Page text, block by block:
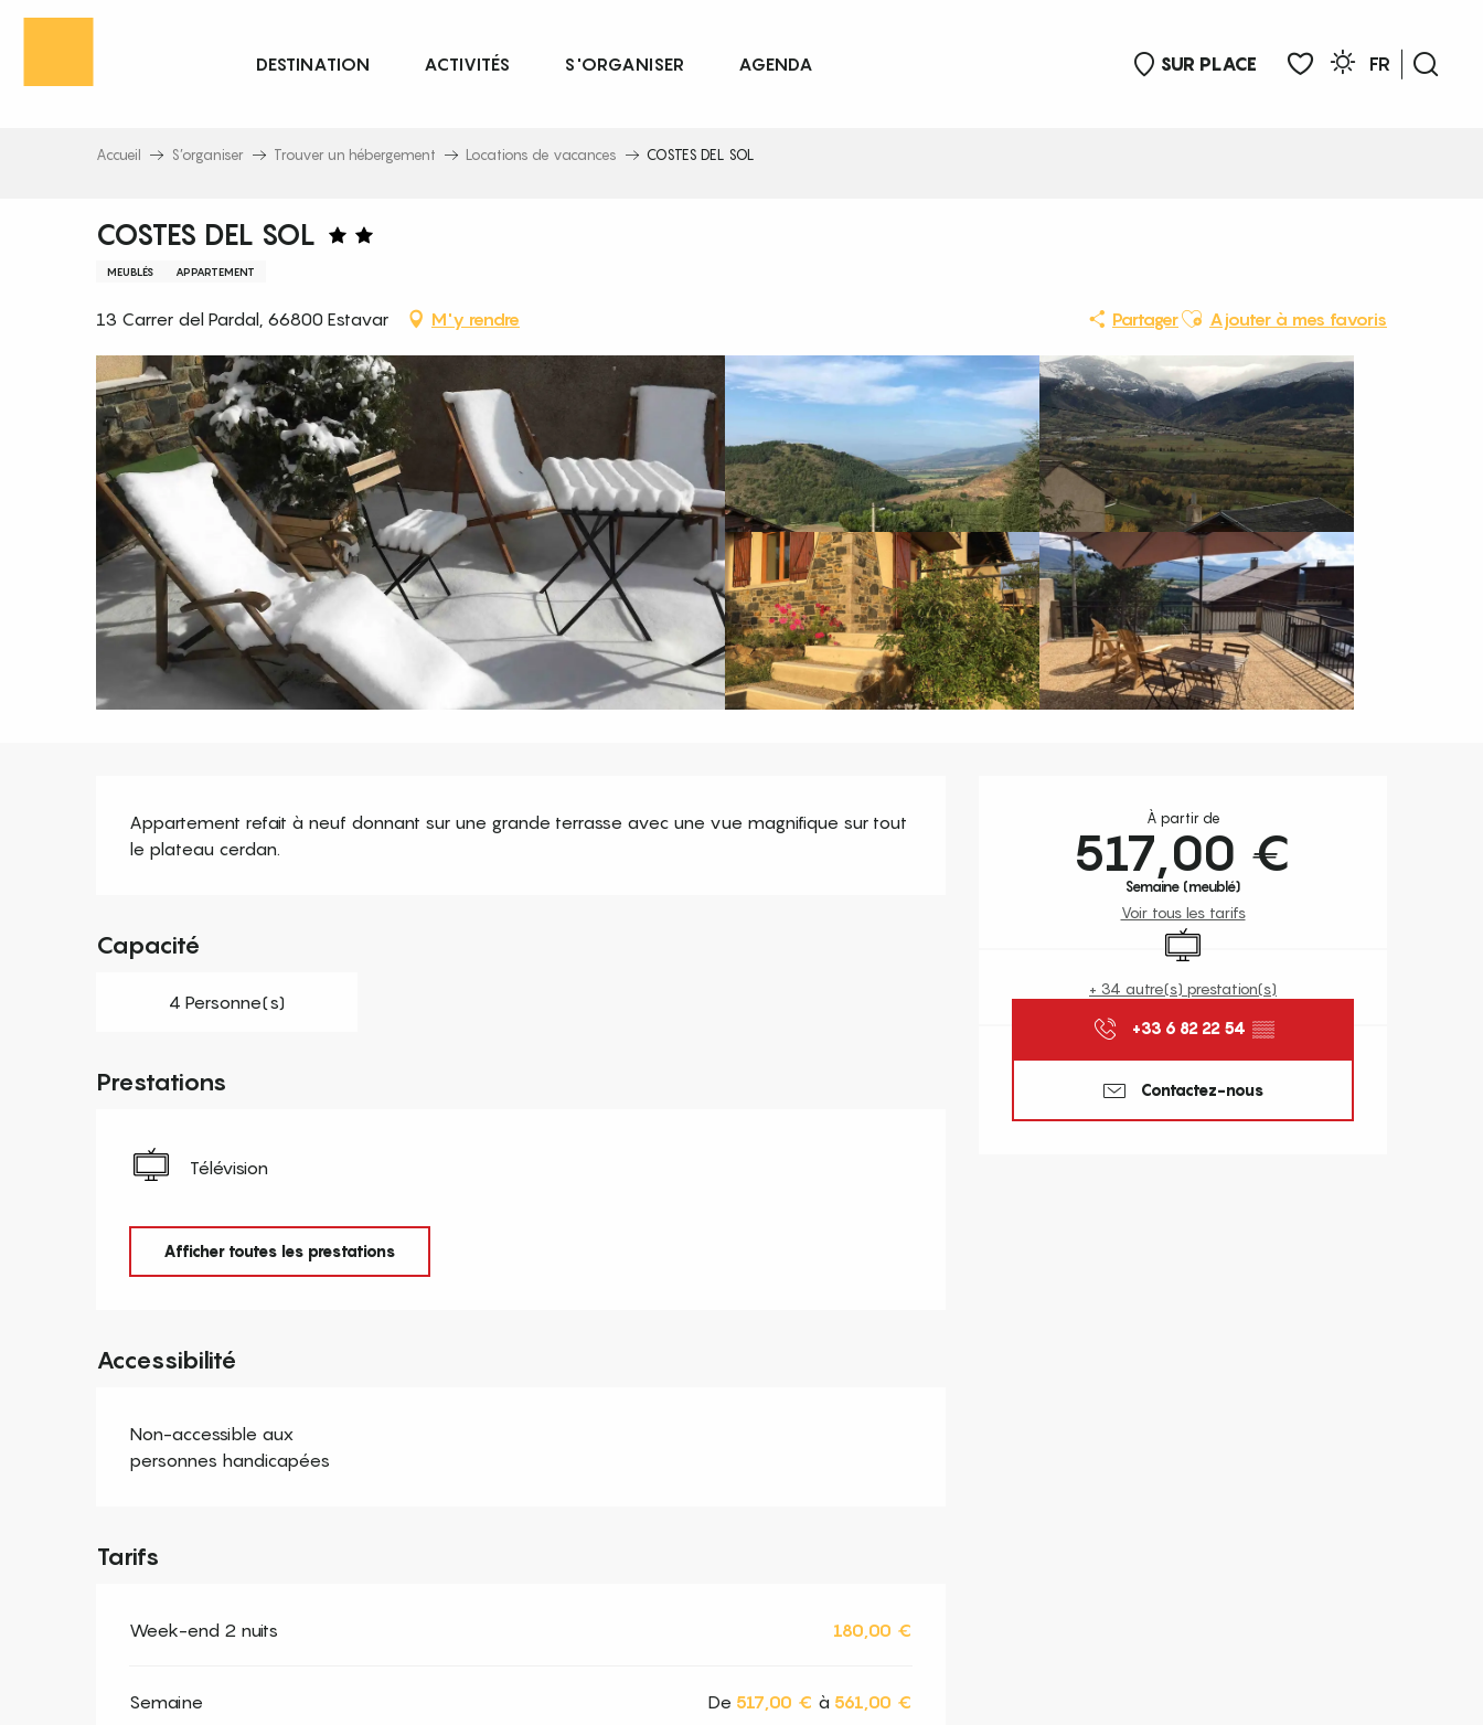
Aller
principal
SUR PLACE
FR
DESTINATION ACTIVITÉS S'ORGANISER AGENDA
Accueil S’organiser Trouver un hébergement Locations de vacances COSTES DEL SOL
COSTES DEL SOL
MEUBLÉS APPARTEMENT
13 Carrer del Pardal, 66800 Estavar M'y rendre PartagerAjouter aux favoris
Ajouter à mes favoris
Ouverture et coordonnées
À partir de
517,00 €
Semaine (meublé)
Voir tous les tarifs
Télévision
+ 34 autre(s) prestation(s)
+33 6 82 22 54 ▒▒
Contactez-nous
Description
Appartement refait à neuf donnant sur une grande terrasse avec une vue magnifique sur tout
le plateau cerdan.
Capacité
4 Personne(s)
Prestations
Télévision
Afficher toutes les prestations
Accessibilité
Non-accessible aux
personnes handicapées
Tarifs
Week-end 2 nuits 180,00 €
Semaine De 517,00 € à 561,00 €